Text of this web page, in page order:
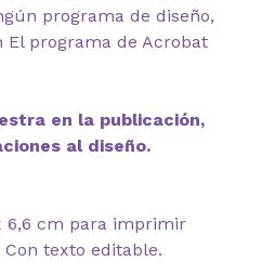
programa de diseño,
El programa de Acrobat
en la publicación,
al diseño.
6,6 cm para imprimir
texto editable.